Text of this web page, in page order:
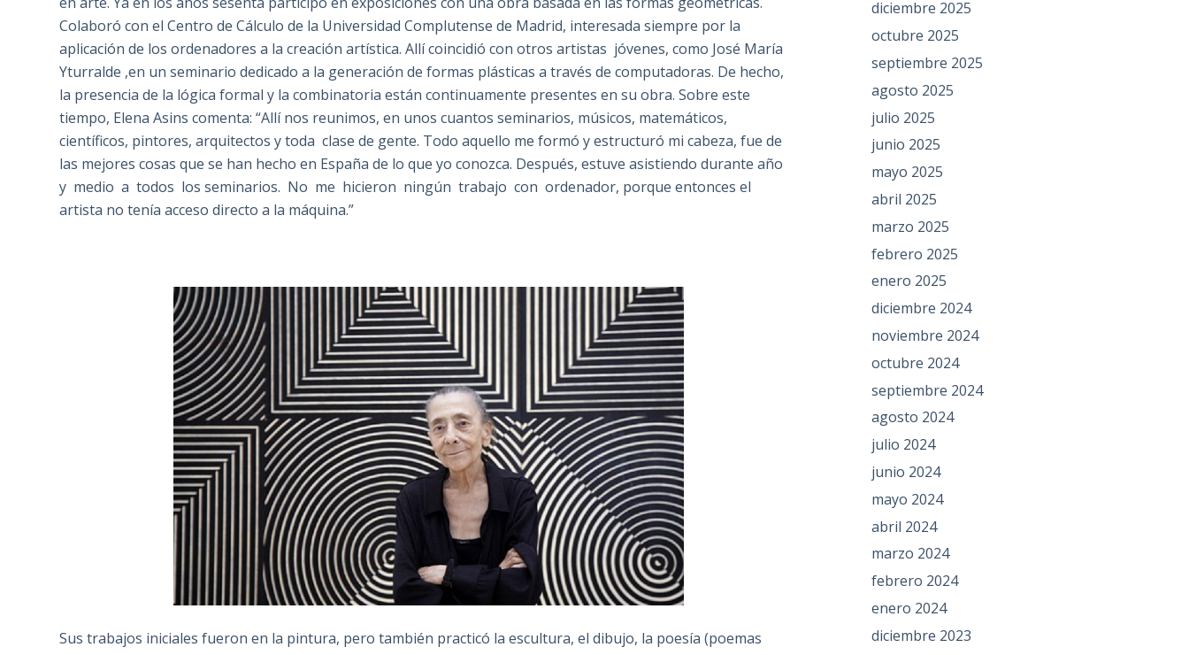
Colaboró con el Centro de Cálculo de la Universidad Complutense de Madrid, interesada siempre por la
aplicación de los ordenadores a la creación artística. Allí coincidió con otros artistas jóvenes, como José María
Yturralde ,en un seminario dedicado a la generación de formas plásticas a través de computadoras. De hecho,
la presencia de la lógica formal y la combinatoria están continuamente presentes en su obra. Sobre este
tiempo, Elena Asins comenta: “Allí nos reunimos, en unos cuantos seminarios, músicos, matemáticos,
científicos, pintores, arquitectos y toda clase de gente. Todo aquello me formó y estructuró mi cabeza, fue de
las mejores cosas que se han hecho en España de lo que yo conozca. Después, estuve asistiendo durante año
y medio a todos los seminarios. No me hicieron ningún trabajo con ordenador, porque entonces el
artista no tenía acceso directo a la máquina.”
Sus trabajos iniciales fueron en la pintura, pero también practicó la escultura, el dibujo, la poesía (poemas
diciembre 2025
octubre 2025
septiembre 2025
agosto 2025
julio 2025
junio 2025
mayo 2025
abril 2025
marzo 2025
febrero 2025
enero 2025
diciembre 2024
noviembre 2024
octubre 2024
septiembre 2024
agosto 2024
julio 2024
junio 2024
mayo 2024
abril 2024
marzo 2024
febrero 2024
enero 2024
diciembre 2023